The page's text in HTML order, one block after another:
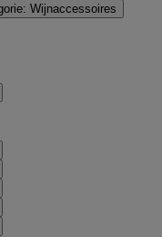
Wijnaccessoires